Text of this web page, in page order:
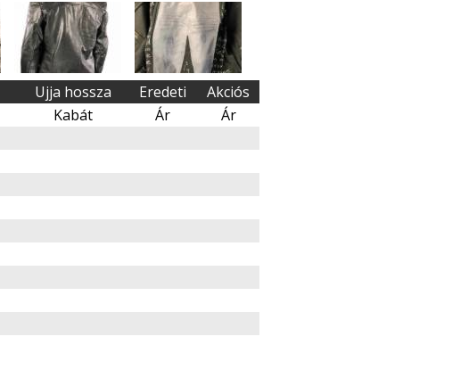
Ujja hossza Eredeti
Akciós
Kabát Ár
Ár